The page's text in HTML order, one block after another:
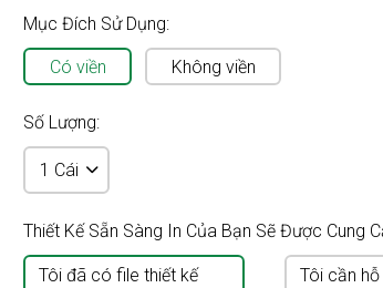
Mục Đích Sử Dụng:
Có viền Không viền
Số Lượng:
Thiết Kế Sẵn Sàng In Của Bạn Sẽ Được Cung
Tôi đã có file thiết kế Tôi cần